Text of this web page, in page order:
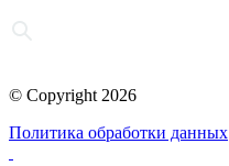
© Copyright 2026
Политика обработки данных